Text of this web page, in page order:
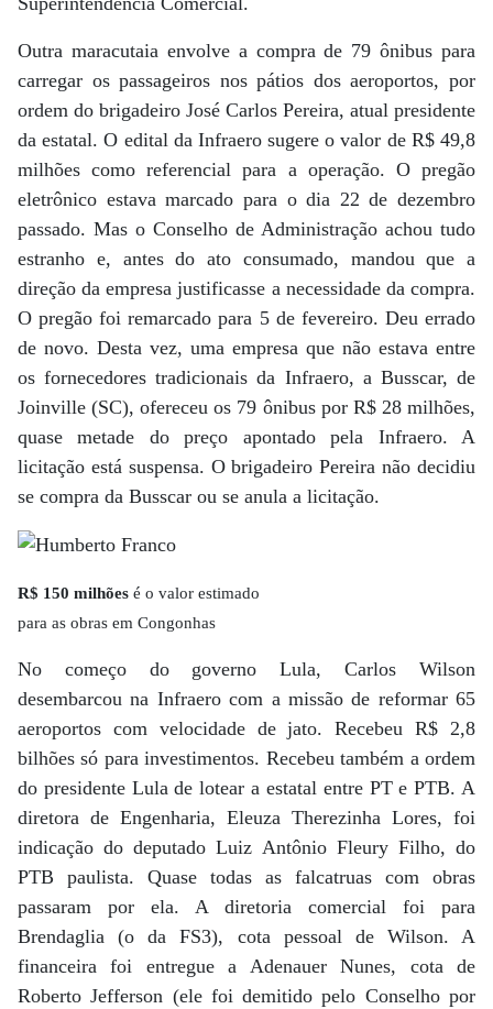
Outra maracutaia envolve a compra de 79 ônibus para
carregar os passageiros nos pátios dos aeroportos, por
ordem do brigadeiro José Carlos Pereira, atual presidente
da estatal. O edital da Infraero sugere o valor de R$ 49,8
milhões como referencial para a operação. O pregão
eletrônico estava marcado para o dia 22 de dezembro
passado. Mas o Conselho de Administração achou tudo
estranho e, antes do ato consumado, mandou que a
direção da empresa justificasse a necessidade da compra.
O pregão foi remarcado para 5 de fevereiro. Deu errado
de novo. Desta vez, uma empresa que não estava entre
os fornecedores tradicionais da Infraero, a Busscar, de
Joinville (SC), ofereceu os 79 ônibus por R$ 28 milhões,
quase metade do preço apontado pela Infraero. A
licitação está suspensa. O brigadeiro Pereira não decidiu
se compra da Busscar ou se anula a licitação.
R$ 150 milhões é o valor estimado
para as obras em Congonhas
No começo do governo Lula, Carlos Wilson
desembarcou na Infraero com a missão de reformar 65
aeroportos com velocidade de jato. Recebeu R$ 2,8
bilhões só para investimentos. Recebeu também a ordem
do presidente Lula de lotear a estatal entre PT e PTB. A
diretora de Engenharia, Eleuza Therezinha Lores, foi
indicação do deputado Luiz Antônio Fleury Filho, do
PTB paulista. Quase todas as falcatruas com obras
passaram por ela. A diretoria comercial foi para
Brendaglia (o da FS3), cota pessoal de Wilson. A
financeira foi entregue a Adenauer Nunes, cota de
Roberto Jefferson (ele foi demitido pelo Conselho por